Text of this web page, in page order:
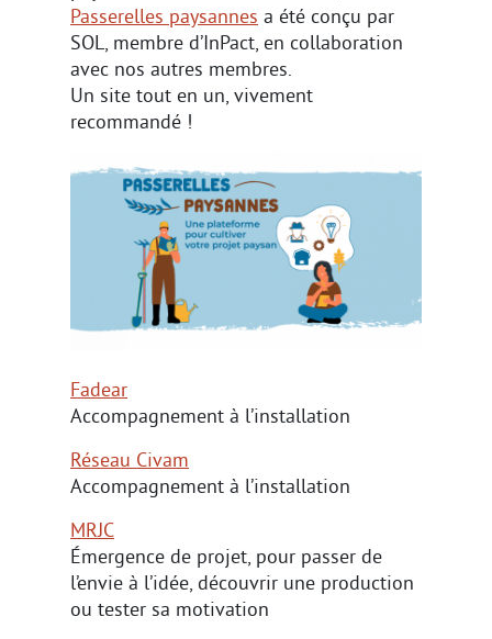
Passerelles paysannes a été conçu par
SOL, membre d’InPact, en collaboration
avec nos autres membres.
Un site tout en un, vivement
recommandé !
Fadear
Accompagnement à l’installation
Réseau Civam
Accompagnement à l’installation
MRJC
Émergence de projet, pour passer de
l’envie à l’idée, découvrir une production
ou tester sa motivation